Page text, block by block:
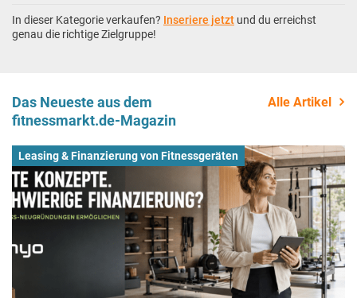
In dieser Kategorie verkaufen? Inseriere jetzt und du erreichst
genau die richtige Zielgruppe!
Das Neueste aus dem
fitnessmarkt.de-Magazin
Alle Artikel
Leasing & Finanzierung von Fitnessgeräten